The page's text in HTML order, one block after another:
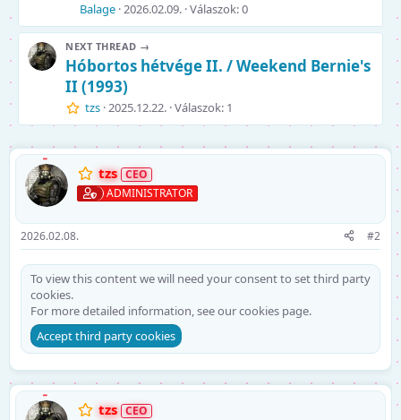
Balage 2026.02.09. Válaszok: 0
NEXT THREAD →
Hóbortos hétvége II. / Weekend Bernie's
II (1993)
tzs 2025.12.22. Válaszok: 1
tzs
ADMINISTRATOR
2026.02.08. #2
To view this content we will need your consent to set third party
cookies.
For more detailed information, see ourcookies page.
Accept third party cookies
tzs